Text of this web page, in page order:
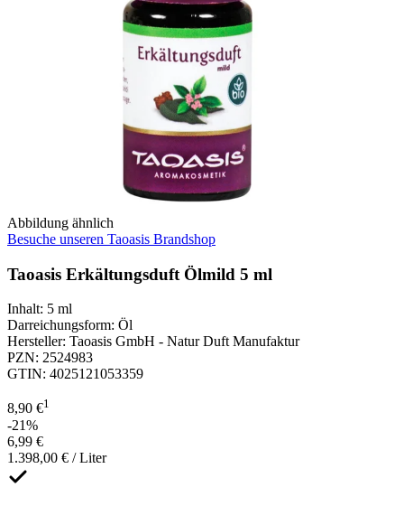
Abbildung ähnlich
Besuche unseren Taoasis Brandshop
Taoasis Erkältungsduft Ölmild 5 ml
Inhalt: 5 ml
Darreichungsform: Öl
Hersteller: Taoasis GmbH - Natur Duft Manufaktur
PZN: 2524983
GTIN: 4025121053359
8,90 €1
-21%
6,99 €
1.398,00 € / Liter